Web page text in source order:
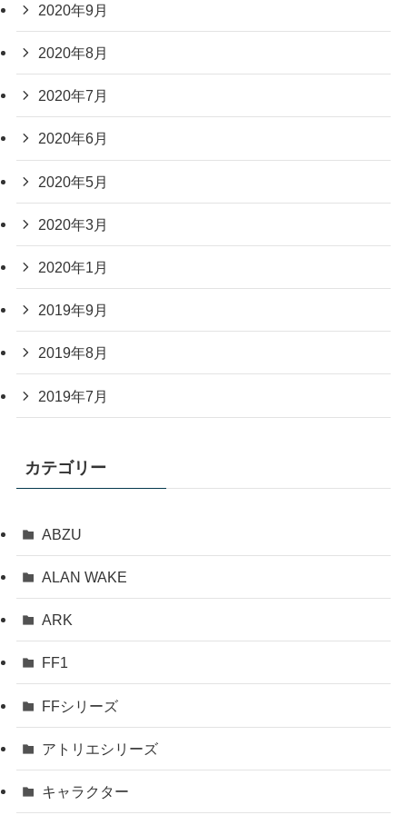
2020年9月
2020年8月
2020年7月
2020年6月
2020年5月
2020年3月
2020年1月
2019年9月
2019年8月
2019年7月
カテゴリー
ABZU
ALAN WAKE
ARK
FF1
FFシリーズ
アトリエシリーズ
キャラクター